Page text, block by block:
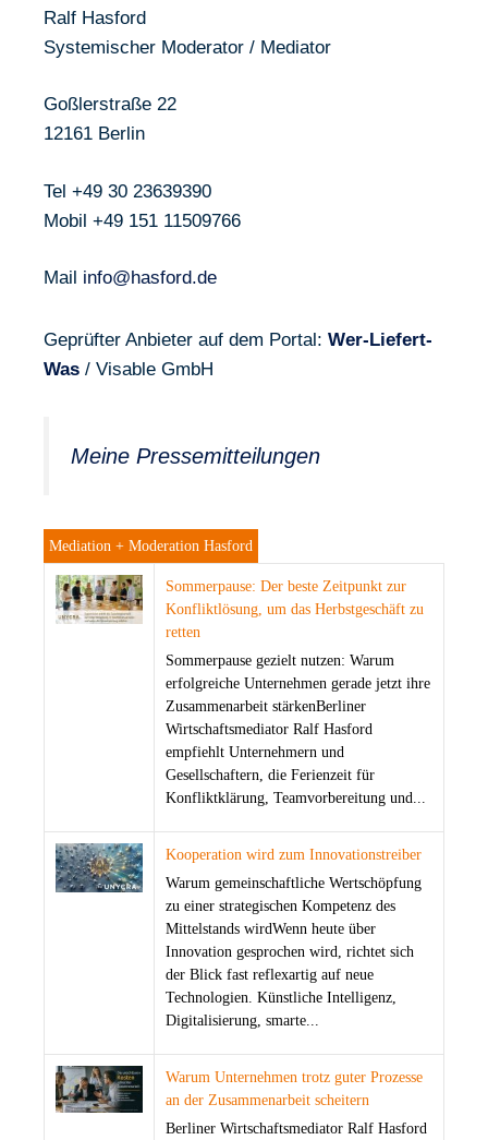
Ralf Hasford
Systemischer Moderator / Mediator
Goßlerstraße 22
12161 Berlin
Tel +49 30 23639390
Mobil +49 151 11509766
Mail info@hasford.de
Geprüfter Anbieter auf dem Portal: Wer-Liefert-
Was / Visable GmbH
Meine Pressemitteilungen
Mediation + Moderation Hasford
Sommerpause: Der beste Zeitpunkt zur
Konfliktlösung, um das Herbstgeschäft zu
retten
Sommerpause gezielt nutzen: Warum
erfolgreiche Unternehmen gerade jetzt ihre
Zusammenarbeit stärkenBerliner
Wirtschaftsmediator Ralf Hasford
empfiehlt Unternehmern und
Gesellschaftern, die Ferienzeit für
Konfliktklärung, Teamvorbereitung und...
Kooperation wird zum Innovationstreiber
Warum gemeinschaftliche Wertschöpfung
zu einer strategischen Kompetenz des
Mittelstands wirdWenn heute über
Innovation gesprochen wird, richtet sich
der Blick fast reflexartig auf neue
Technologien. Künstliche Intelligenz,
Digitalisierung, smarte...
Warum Unternehmen trotz guter Prozesse
an der Zusammenarbeit scheitern
Berliner Wirtschaftsmediator Ralf Hasford